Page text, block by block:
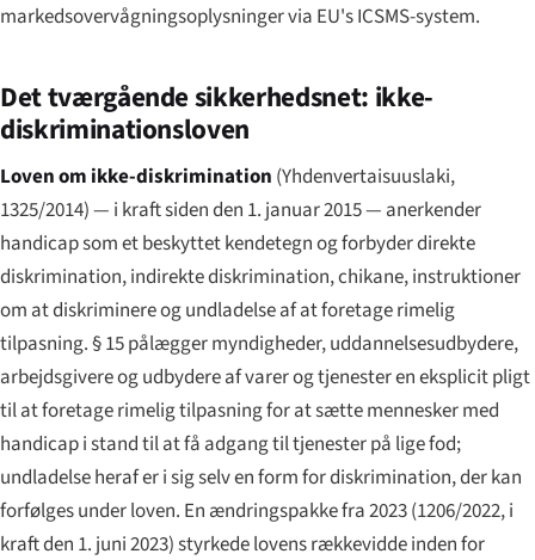
markedsovervågningsoplysninger via EU's ICSMS-system.
Det tværgående sikkerhedsnet: ikke-
diskriminationsloven
Loven om ikke-diskrimination (Yhdenvertaisuuslaki,
1325/2014) — i kraft siden den 1. januar 2015 — anerkender
handicap som et beskyttet kendetegn og forbyder direkte
diskrimination, indirekte diskrimination, chikane, instruktioner
om at diskriminere og undladelse af at foretage rimelig
tilpasning. § 15 pålægger myndigheder, uddannelsesudbydere,
arbejdsgivere og udbydere af varer og tjenester en eksplicit pligt
til at foretage rimelig tilpasning for at sætte mennesker med
handicap i stand til at få adgang til tjenester på lige fod;
undladelse heraf er i sig selv en form for diskrimination, der kan
forfølges under loven. En ændringspakke fra 2023 (1206/2022, i
kraft den 1. juni 2023) styrkede lovens rækkevidde inden for